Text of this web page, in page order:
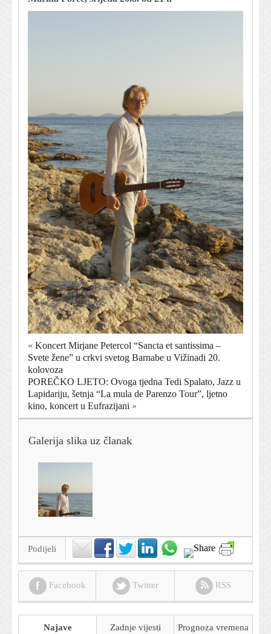
« Koncert Mirjane Petercol “Sancta et santissima –
Svete žene” u crkvi svetog Barnabe u Vižinadi 20.
kolovoza
POREČKO LJETO: Ovoga tjedna Tedi Spalato, Jazz u
Lapidariju, šetnja “La mula de Parenzo Tour”, ljetno
kino, koncert u Eufrazijani »
Galerija slika uz članak
Podijeli
Facebook Twitter RSS
Najave Zadnje vijesti Prognoza vremena